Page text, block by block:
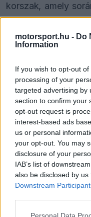
motorsport.hu - Do
Information
If you wish to opt-out
processing of your
targeted advertising by
section to confirm your
opt-out request is
interest-based ads
us or personal
your opt-out. You may
disclosure of your
IAB’s list of
also be disclosed by
Downstream
Please note that this
korszak, amely
játszott abban,
Mateschitz halála
indultak el,
This
is
a
modal
The media
the server or